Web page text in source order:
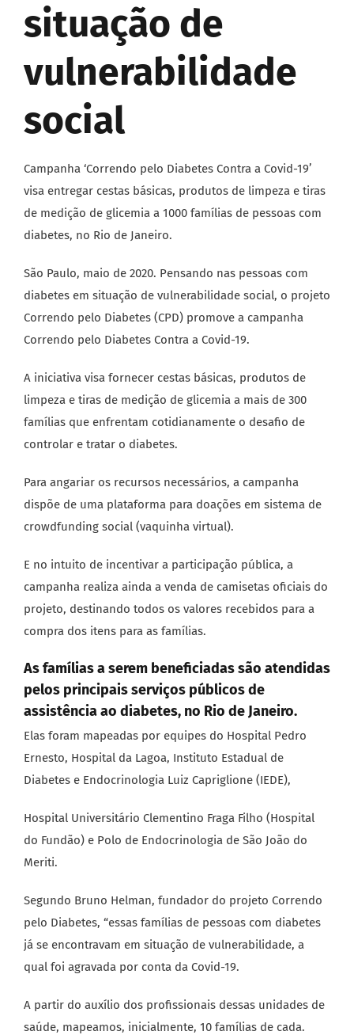
situação de
vulnerabilidade
social
Campanha ‘Correndo pelo Diabetes Contra a Covid-19’
visa entregar cestas básicas, produtos de limpeza e tiras
de medição de glicemia a 1000 famílias de pessoas com
diabetes, no Rio de Janeiro.
São Paulo, maio de 2020. Pensando nas pessoas com
diabetes em situação de vulnerabilidade social, o projeto
Correndo pelo Diabetes (CPD) promove a campanha
Correndo pelo Diabetes Contra a Covid-19.
A iniciativa visa fornecer cestas básicas, produtos de
limpeza e tiras de medição de glicemia a mais de 300
famílias que enfrentam cotidianamente o desafio de
controlar e tratar o diabetes.
Para angariar os recursos necessários, a campanha
dispõe de uma plataforma para doações em sistema de
crowdfunding social (vaquinha virtual).
E no intuito de incentivar a participação pública, a
campanha realiza ainda a venda de camisetas oficiais do
projeto, destinando todos os valores recebidos para a
compra dos itens para as famílias.
As famílias a serem beneficiadas são atendidas
pelos principais serviços públicos de
assistência ao diabetes, no Rio de Janeiro.
Elas foram mapeadas por equipes do Hospital Pedro
Ernesto, Hospital da Lagoa, Instituto Estadual de
Diabetes e Endocrinologia Luiz Capriglione (IEDE),
Hospital Universitário Clementino Fraga Filho (Hospital
do Fundão) e Polo de Endocrinologia de São João do
Meriti.
Segundo Bruno Helman, fundador do projeto Correndo
pelo Diabetes, “essas famílias de pessoas com diabetes
já se encontravam em situação de vulnerabilidade, a
qual foi agravada por conta da Covid-19.
A partir do auxílio dos profissionais dessas unidades de
saúde, mapeamos, inicialmente, 10 famílias de cada.